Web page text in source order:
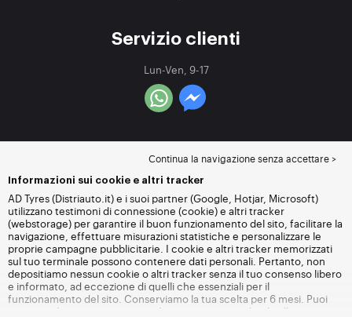
Servizio clienti
Lun-Ven, 9-17
Continua la navigazione senza accettare >
Informazioni sui cookie e altri tracker
AD Tyres (Distriauto.it) e i suoi partner (Google, Hotjar, Microsoft)
utilizzano testimoni di connessione (cookie) e altri tracker
(webstorage) per garantire il buon funzionamento del sito, facilitare la
navigazione, effettuare misurazioni statistiche e personalizzare le
proprie campagne pubblicitarie. I cookie e altri tracker memorizzati
sul tuo terminale possono contenere dati personali. Pertanto, non
depositiamo nessun cookie o altri tracker senza il tuo consenso libero
e informato, ad eccezione di quelli che essenziali per il
funzionamento del sito. Conserviamo la tua scelta per 6 mesi. Puoi
revocare il tuo consenso in qualsiasi momento andando alla